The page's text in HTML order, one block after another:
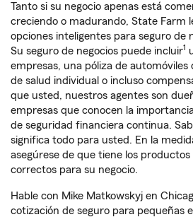
Tanto si su negocio apenas está
creciendo o madurando, State Farm
opciones inteligentes para seguro de
Su seguro de negocios puede incluir1
empresas, una póliza de automóviles
de salud individual o incluso
que usted, nuestros agentes son
empresas que conocen la
de seguridad financiera continua.
significa todo para usted. En la
asegúrese de que tiene los
correctos para su negocio.
Hable con Mike Matkowskyj en
cotización de seguro para pequeñas